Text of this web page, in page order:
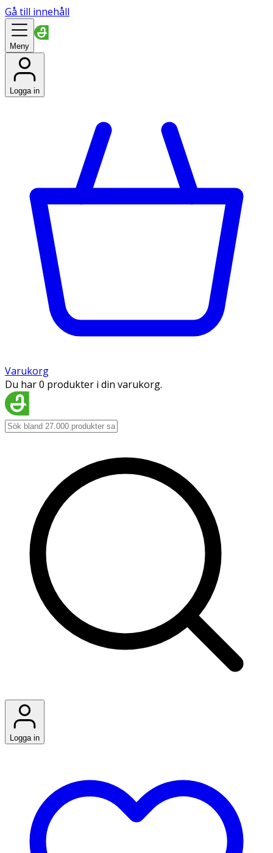
Gå till innehåll
Meny
Logga in
Varukorg
Du har 0 produkter i din varukorg.
Logga in